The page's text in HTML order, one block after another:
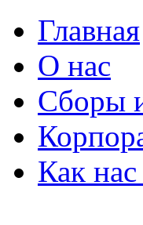
Главная
О нас
Сборы
Как